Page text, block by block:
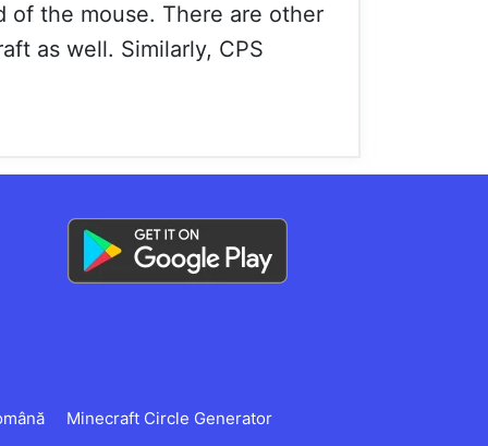
of the mouse. There are other
as well. Similarly, CPS
Minecraft Circle Generator